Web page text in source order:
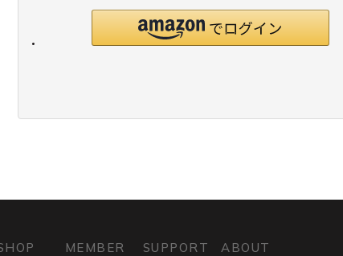
MEMBER
SUPPORT
ABOUT